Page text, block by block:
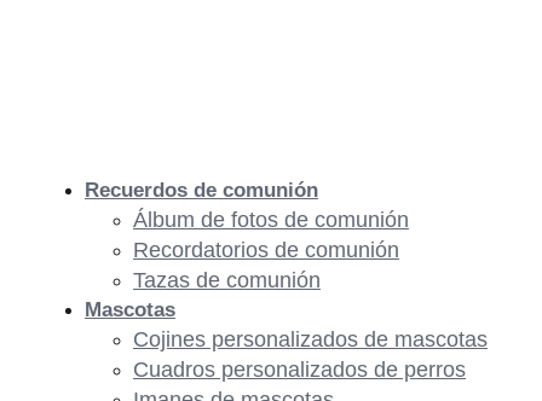
Recuerdos de comunión
Álbum de fotos de comunión
Recordatorios de comunión
Tazas de comunión
Mascotas
Cojines personalizados de mascotas
Cuadros personalizados de perros